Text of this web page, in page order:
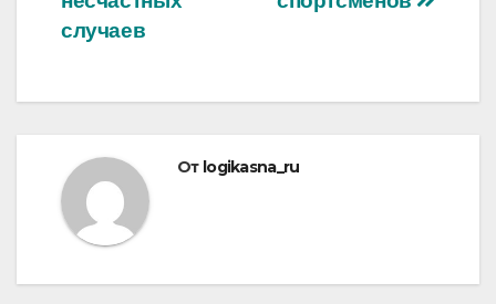
записям
случаев
От logikasna_ru